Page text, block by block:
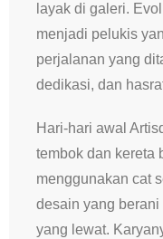
layak di galeri.
menjadi pelukis
perjalanan yang
dedikasi, dan
Hari-hari awal
tembok dan kereta
menggunakan cat
desain yang
yang lewat.